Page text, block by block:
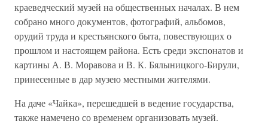
краеведческий музей на общественных началах. В нем
собрано много документов, фотографий, альбомов,
орудий труда и крестьянского быта, повествующих о
прошлом и настоящем района. Есть среди экспонатов и
картины А. В. Моравова и В. К. Бялыницкого-Бирули,
принесенные в дар музею местными жителями.
На даче «Чайка», перешедшей в ведение государства,
также намечено со временем организовать музей.